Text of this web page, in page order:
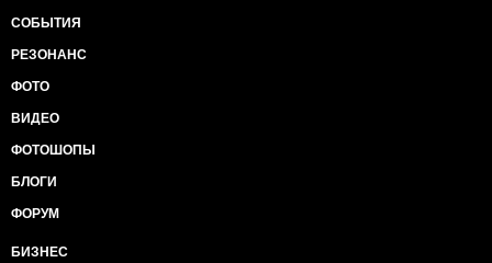
СОБЫТИЯ
РЕЗОНАНС
ФОТО
ВИДЕО
ФОТОШОПЫ
БЛОГИ
ФОРУМ
БИЗНЕС